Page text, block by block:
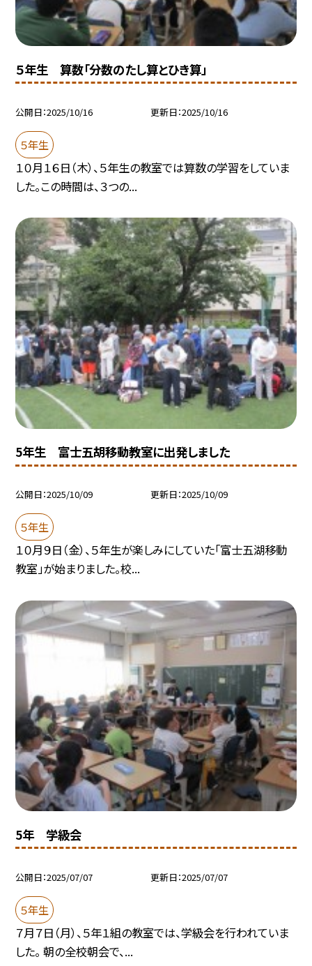
５年生 算数「分数のたし算とひき算」
公開日 2025/10/16 更新日 2025/10/16
５年生
１０月１６日（木）、５年生の教室では算数の学習をしていま
した。この時間は、３つの...
5年生 富士五胡移動教室に出発しました
公開日 2025/10/09 更新日 2025/10/09
５年生
１０月９日（金）、５年生が楽しみにしていた「富士五湖移動
教室」が始まりました。校...
5年 学級会
公開日 2025/07/07 更新日 2025/07/07
５年生
７月７日（月）、５年１組の教室では、学級会を行われていま
した。 朝の全校朝会で、...